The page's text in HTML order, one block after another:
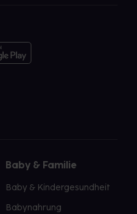
Baby & Familie
Baby & Kindergesundheit
Babynahrung